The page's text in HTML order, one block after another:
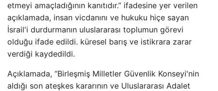
etmeyi amaçladığının kanıtıdır.” ifadesine yer verilen
açıklamada, insan vicdanını ve hukuku hiçe sayan
İsrail'i durdurmanın uluslararası toplumun görevi
olduğu ifade edildi. küresel barış ve istikrara zarar
verdiği kaydedildi.
Açıklamada, “Birleşmiş Milletler Güvenlik Konseyi'nin
aldığı son ateşkes kararının ve Uluslararası Adalet